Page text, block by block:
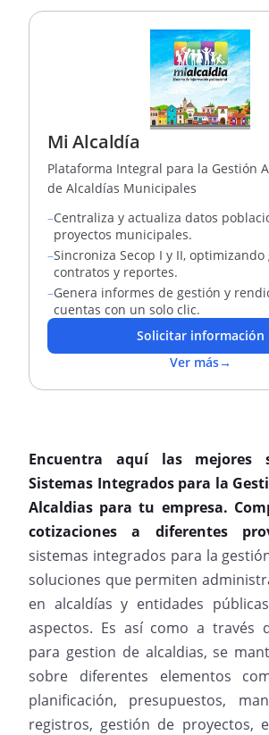
Mi Alcaldía
Plataforma Integral para la Gestión
de Alcaldías Municipales
–Centraliza y actualiza datos
proyectos municipales.
–Sincroniza Secop I y II, optimizando
contratos y reportes.
–Genera informes de gestión y
cuentas con un solo clic.
Solicitar información
Ver más→
Encuentra aquí las mejores
Sistemas Integrados para la
Alcaldias para tu empresa.
cotizaciones a diferentes
sistemas integrados para la
soluciones que permiten
en alcaldías y entidades
aspectos. Es así como a través
para gestion de alcaldias, se
sobre diferentes elementos
planificación, presupuestos,
registros, gestión de proyectos,